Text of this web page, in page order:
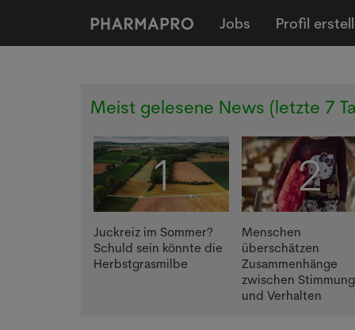
Jobs Profil
Meist gelesene News (letzte 7
1
Juckreiz im Sommer?
Schuld sein könnte die
Herbstgrasmilbe
2
Menschen
überschätzen
Zusammenhänge
zwischen Stimmung
und Verhalten